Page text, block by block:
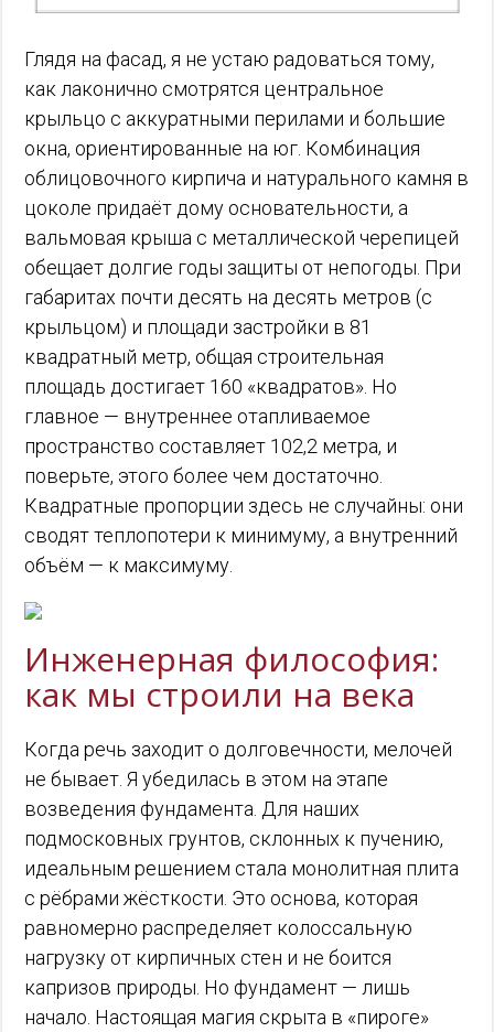
Глядя на фасад, я не устаю радоваться тому,
как лаконично смотрятся центральное
крыльцо с аккуратными перилами и большие
окна, ориентированные на юг. Комбинация
облицовочного кирпича и натурального камня в
цоколе придаёт дому основательности, а
вальмовая крыша с металлической черепицей
обещает долгие годы защиты от непогоды. При
габаритах почти десять на десять метров (с
крыльцом) и площади застройки в 81
квадратный метр, общая строительная
площадь достигает 160 «квадратов». Но
главное — внутреннее отапливаемое
пространство составляет 102,2 метра, и
поверьте, этого более чем достаточно.
Квадратные пропорции здесь не случайны: они
сводят теплопотери к минимуму, а внутренний
объём — к максимуму.
Инженерная философия:
как мы строили на века
Когда речь заходит о долговечности, мелочей
не бывает. Я убедилась в этом на этапе
возведения фундамента. Для наших
подмосковных грунтов, склонных к пучению,
идеальным решением стала монолитная плита
с рёбрами жёсткости. Это основа, которая
равномерно распределяет колоссальную
нагрузку от кирпичных стен и не боится
капризов природы. Но фундамент — лишь
начало. Настоящая магия скрыта в «пироге»